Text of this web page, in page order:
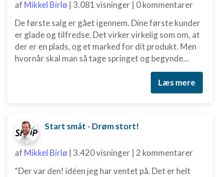
af Mikkel Birlø | 3.081 visninger | 0 kommentarer
De første salg er gået igennem. Dine første kunder
er glade og tilfredse. Det virker virkelig som om, at
der er en plads, og et marked for dit produkt. Men
hvornår skal man så tage springet og begynde...
Læs mere
Start småt - Drøm stort!
af Mikkel Birlø | 3.420 visninger | 2 kommentarer
“Der var den! idéen jeg har ventet på. Det er helt
Bruge profiler til at vælge tilpasset indhold
Måle annonceringseffektivitet
Måle indholdseffektivitet
kombinationer af oplysninger fra forskellige
Bruge begrænsede oplysninger til at vælge
indhold
IAB Special Features:
placeringsoplysninger